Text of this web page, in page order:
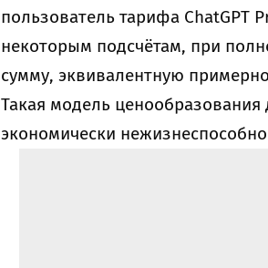
пользователь тарифа ChatGPT
некоторым подсчётам, при
сумму, эквивалентную
Такая модель ценообразования
экономически